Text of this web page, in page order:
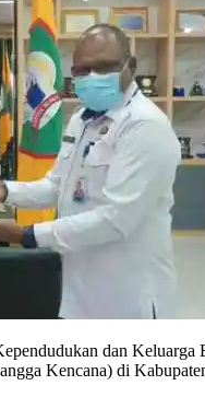
dan
Kencana) di